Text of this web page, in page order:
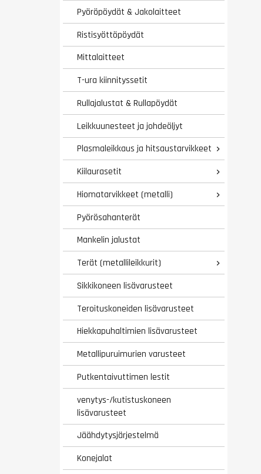
Pyöröpöydät & Jakolaitteet
Ristisyöttöpöydät
Mittalaitteet
T-ura kiinnityssetit
Rullajalustat & Rullapöydät
Leikkuunesteet ja johdeöljyt
Plasmaleikkaus ja hitsaustarvikkeet

Kiilaurasetit 
Hiomatarvikkeet (metalli) 
Pyörösahanterät
Mankelin jalustat
Terät (metallileikkurit)

Sikkikoneen lisävarusteet
Teroituskoneiden lisävarusteet
Hiekkapuhaltimien lisävarusteet
Metallipuruimurien varusteet
Putkentaivuttimen lestit
venytys-/kutistuskoneen
lisävarusteet
Jäähdytysjärjestelmä
Konejalat